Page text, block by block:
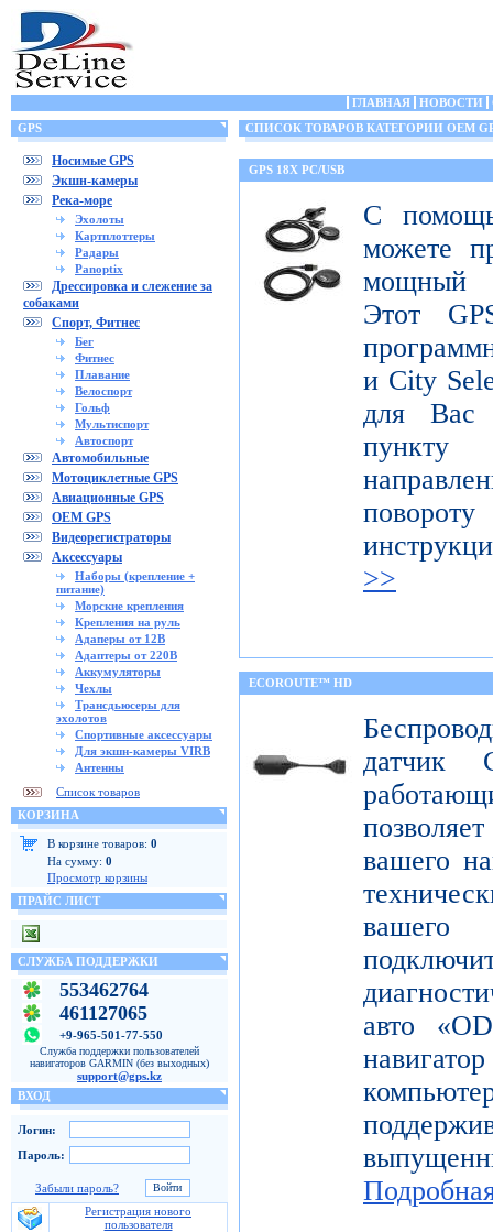
ГЛАВНАЯ НОВОСТИ
GPS
Носимые GPS
Экшн-камеры
Река-море
Эхолоты
Картплоттеры
Радары
Panoptix
Дрессировка и слежение за
собаками
Спорт, Фитнес
Бег
Фитнес
Плавание
Велоспорт
Гольф
Мультиспорт
Автоспорт
Автомобильные
Мотоциклетные GPS
Авиационные GPS
OEM GPS
Видеорегистраторы
Аксессуары
Наборы (крепление +
питание)
Морские крепления
Крепления на руль
Адаперы от 12В
Адаптеры от 220В
Аккумуляторы
Чехлы
Трансдьюсеры для
эхолотов
Спортивные аксессуары
Для экшн-камеры VIRB
Антенны
Список товаров
КОРЗИНА
В корзине товаров: 0
На сумму: 0
Просмотр корзины
ПРАЙС ЛИСТ
СЛУЖБА ПОДДЕРЖКИ
553462764
461127065
+9-965-501-77-550
Служба поддержки пользователей
навигаторов GARMIN (без выходных)
support@gps.kz
ВХОД
Логин:
Пароль:
Забыли пароль?
Регистрация нового
пользователя
СПИСОК ТОВАРОВ КАТЕГОРИИ OEM
GPS 18X PC/USB
С
можете
мощный
Этот
и City
для Вас
пункту
>>
ECOROUTE™ HD
датчик
вашего
вашего
авто